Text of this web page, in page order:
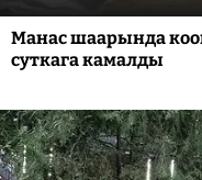
Манас шаарында
суткага камалды